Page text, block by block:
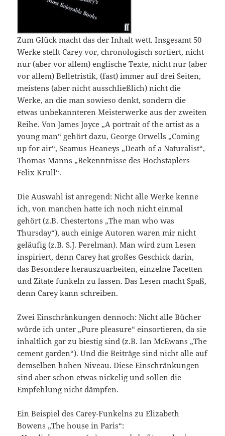
Zum Glück macht das der Inhalt wett. Insgesamt 50
Werke stellt Carey vor, chronologisch sortiert, nicht
nur (aber vor allem) englische Texte, nicht nur (aber
vor allem) Belletristik, (fast) immer auf drei Seiten,
meistens (aber nicht ausschließlich) nicht die
Werke, an die man sowieso denkt, sondern die
etwas unbekannteren Meisterwerke aus der zweiten
Reihe. Von James Joyce „A portrait of the artist as a
young man“ gehört dazu, George Orwells „Coming
up for air“, Seamus Heaneys „Death of a Naturalist“,
Thomas Manns „Bekenntnisse des Hochstaplers
Felix Krull“.
Die Auswahl ist anregend: Nicht alle Werke kenne
ich, von manchen hatte ich noch nicht einmal
gehört (z.B. Chestertons „The man who was
Thursday“), auch einige Autoren waren mir nicht
geläufig (z.B. S.J. Perelman). Man wird zum Lesen
inspiriert, denn Carey hat großes Geschick darin,
das Besondere herauszuarbeiten, einzelne Facetten
und Zitate funkeln zu lassen. Das Lesen macht Spaß,
denn Carey kann schreiben.
Zwei Einschränkungen dennoch: Nicht alle Bücher
würde ich unter „Pure pleasure“ einsortieren, da sie
inhaltlich gar zu biestig sind (z.B. Ian McEwans „The
cement garden“). Und die Beiträge sind nicht alle auf
demselben hohen Niveau. Diese Einschränkungen
sind aber schon etwas nickelig und sollen die
Empfehlung nicht dämpfen.
Ein Beispiel des Carey-Funkelns zu Elizabeth
Bowens „The house in Paris“: